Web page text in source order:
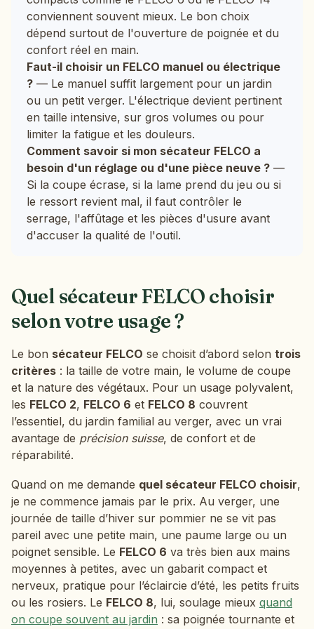
conviennent souvent mieux. Le bon choix
dépend surtout de l'ouverture de poignée et du
confort réel en main.
Faut-il choisir un FELCO manuel ou électrique
? — Le manuel suffit largement pour un jardin
ou un petit verger. L'électrique devient pertinent
en taille intensive, sur gros volumes ou pour
limiter la fatigue et les douleurs.
Comment savoir si mon sécateur FELCO a
besoin d'un réglage ou d'une pièce neuve ? —
Si la coupe écrase, si la lame prend du jeu ou si
le ressort revient mal, il faut contrôler le
serrage, l'affûtage et les pièces d'usure avant
d'accuser la qualité de l'outil.
Quel sécateur FELCO choisir
selon votre usage ?
Le bon sécateur FELCO se choisit d’abord selon trois
critères : la taille de votre main, le volume de coupe
et la nature des végétaux. Pour un usage polyvalent,
les FELCO 2, FELCO 6 et FELCO 8 couvrent
l’essentiel, du jardin familial au verger, avec un vrai
avantage de précision suisse, de confort et de
réparabilité.
Quand on me demande quel sécateur FELCO choisir,
je ne commence jamais par le prix. Au verger, une
journée de taille d’hiver sur pommier ne se vit pas
pareil avec une petite main, une paume large ou un
poignet sensible. Le FELCO 6 va très bien aux mains
moyennes à petites, avec un gabarit compact et
nerveux, pratique pour l’éclaircie d’été, les petits fruits
ou les rosiers. Le FELCO 8, lui, soulage mieux quand
on coupe souvent au jardin : sa poignée tournante et